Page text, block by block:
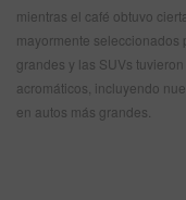
mientras el café obtuvo
mayormente seleccionados
grandes y las SUVs
acromáticos, incluyendo
en autos más grandes.